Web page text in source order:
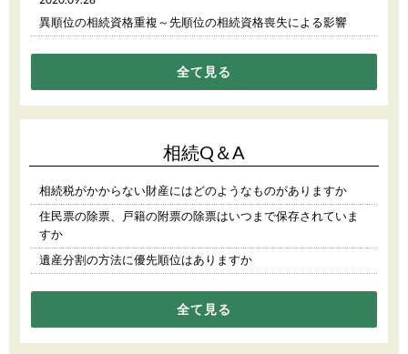
異順位の相続資格重複～先順位の相続資格喪失による影響
全て見る
相続Q＆A
相続税がかからない財産にはどのようなものがありますか
住民票の除票、戸籍の附票の除票はいつまで保存されていま
すか
遺産分割の方法に優先順位はありますか
全て見る